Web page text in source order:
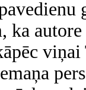
ka